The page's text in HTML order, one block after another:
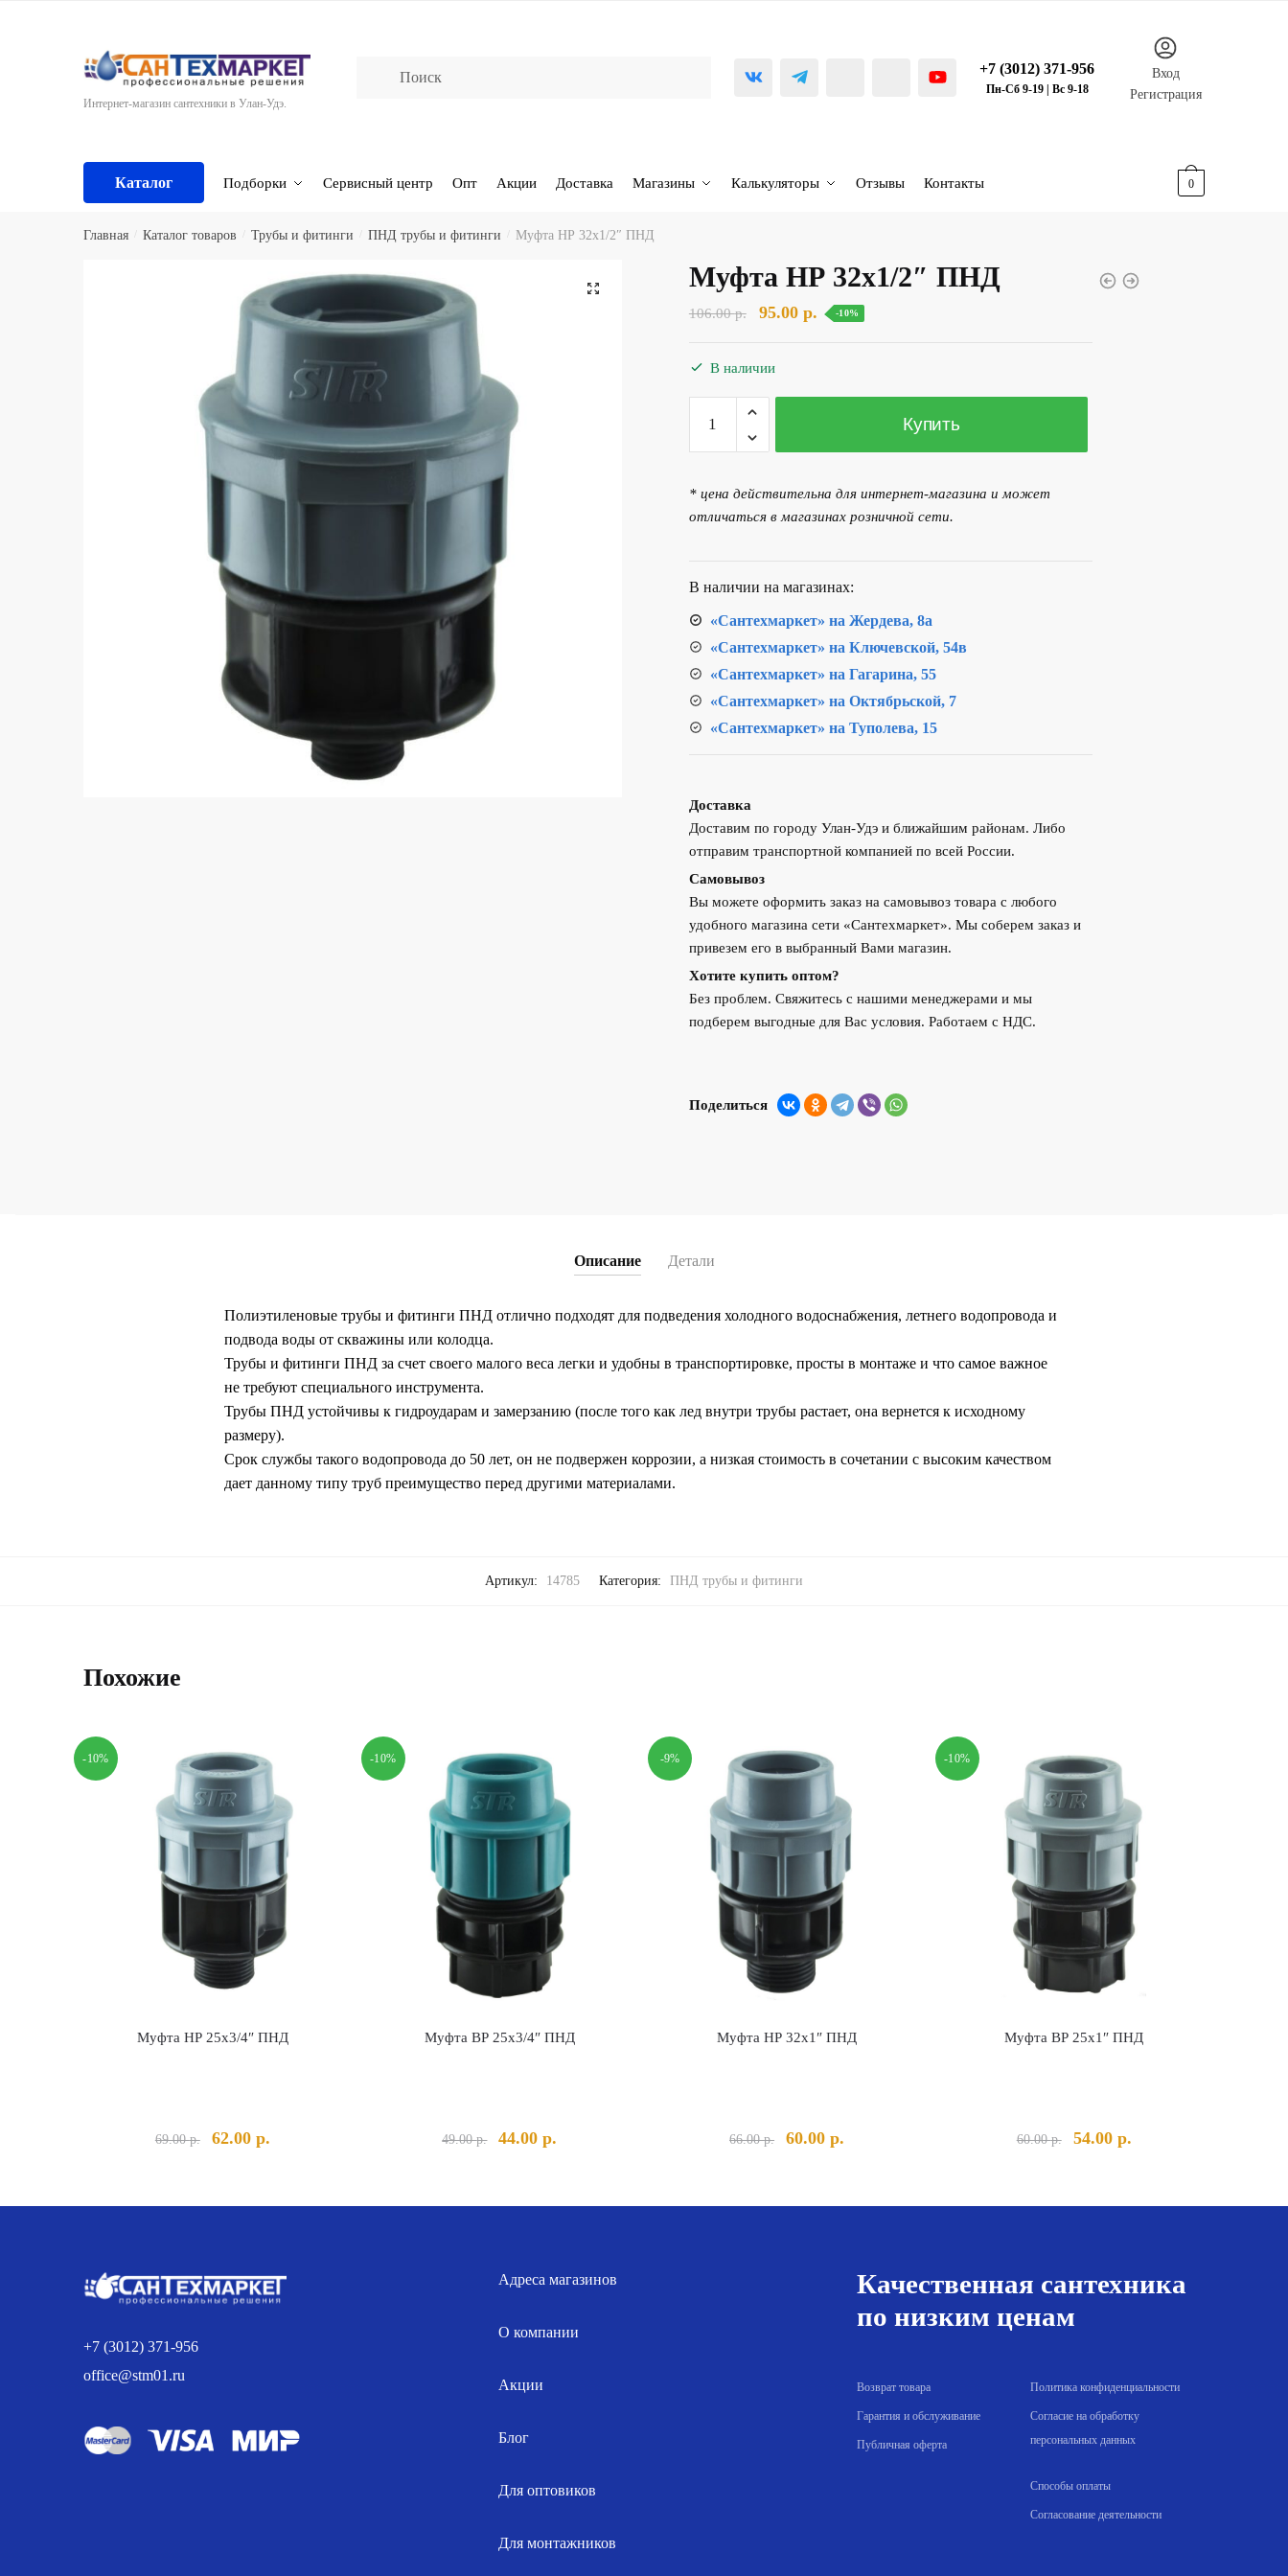
Интернет-магазин сантехники в Улан-Удэ.
+7 (3012) 371-956
Пн-Сб 9-19 | Вс 9-18
Вход
Регистрация
Каталог Подборки Сервисный центр Опт Акции Доставка Магазины Калькуляторы Отзывы Контакты 0
Главная Каталог товаров Трубы и фитинги ПНД трубы и фитинги Муфта НР 32х1/2″ ПНД
🔍 Муфта НР 32х1/2″ ПНД
106.00р.
Первоначальная
составляла
106.00 р..
95.00 р.Текущая
-10%
В наличии
Количество
товара
Муфта
32х1/2"
Купить
* цена действительна для интернет-магазина и может
отличаться в магазинах розничной сети.
В наличии на магазинах:
«Сантехмаркет» на Жердева, 8а
«Сантехмаркет» на Ключевской, 54в
«Сантехмаркет» на Гагарина, 55
«Сантехмаркет» на Октябрьской, 7
«Сантехмаркет» на Туполева, 15
Доставка
Доставим по городу Улан-Удэ и ближайшим районам. Либо
отправим транспортной компанией по всей России.
Самовывоз
Вы можете оформить заказ на самовывоз товара с любого
удобного магазина сети «Сантехмаркет». Мы соберем заказ и
привезем его в выбранный Вами магазин.
Хотите купить оптом?
Без проблем. Свяжитесь с нашими менеджерами и мы
подберем выгодные для Вас условия. Работаем с НДС.
Поделиться
Описание Детали
Полиэтиленовые трубы и фитинги ПНД отлично подходят для подведения холодного водоснабжения, летнего водопровода и
подвода воды от скважины или колодца.
Трубы и фитинги ПНД за счет своего малого веса легки и удобны в транспортировке, просты в монтаже и что самое важное
не требуют специального инструмента.
Трубы ПНД устойчивы к гидроударам и замерзанию (после того как лед внутри трубы растает, она вернется к исходному
размеру).
Срок службы такого водопровода до 50 лет, он не подвержен коррозии, а низкая стоимость в сочетании с высоким качеством
дает данному типу труб преимущество перед другими материалами.
Артикул: 14785 Категория: ПНД трубы и фитинги
Похожие
-10%
Муфта НР 25х3/4″ ПНД
69.00р.
Первоначальная
69.00 р..
62.00 р.
-10%
Муфта ВР 25х3/4″ ПНД
49.00р.
Первоначальная
49.00 р..
44.00р.
-9%
Муфта НР 32х1″ ПНД
66.00р.
Первоначальная
66.00 р..
60.00р.
-10%
Муфта ВР 25х1″ ПНД
60.00р.
Первоначальная
60.00 р..
54.00 р.
+7 (3012) 371-956
office@stm01.ru
Адреса магазинов
О компании
Акции
Блог
Для оптовиков
Для монтажников
Качественная сантехника
по низким ценам
Возврат товара
Гарантия и обслуживание
Публичная оферта
Политика конфиденциальности
Согласие на обработку
персональных данных
Способы оплаты
Согласование деятельности